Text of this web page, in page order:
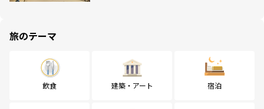
旅のテーマ
飲食 建築・アート 宿泊